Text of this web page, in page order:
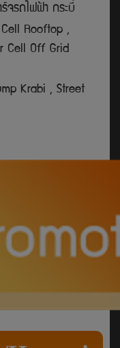
จรถไฟฟ้า กระบี่
Rooftop ,
Cell Off Grid
Krabi , Street